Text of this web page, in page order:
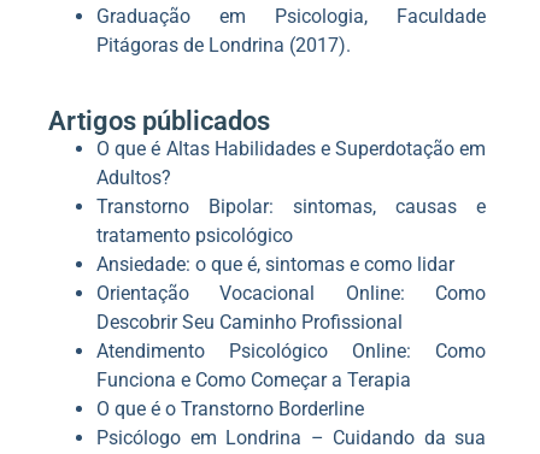
Graduação em Psicologia, Faculdade
Pitágoras de Londrina (2017).
Artigos públicados
O que é Altas Habilidades e Superdotação em
Adultos?
Transtorno Bipolar: sintomas, causas e
tratamento psicológico
Ansiedade: o que é, sintomas e como lidar
Orientação Vocacional Online: Como
Descobrir Seu Caminho Profissional
Atendimento Psicológico Online: Como
Funciona e Como Começar a Terapia
O que é o Transtorno Borderline
Psicólogo em Londrina – Cuidando da sua